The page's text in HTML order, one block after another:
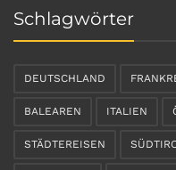
Schlagwörter
DEUTSCHLAND
BALEAREN ITALIEN
STÄDTEREISEN